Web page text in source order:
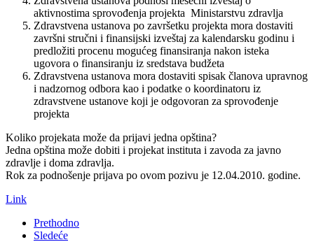
aktivnostima sprovođenja projekta Ministarstvu zdravlja
Zdravstvena ustanova po završetku projekta mora dostaviti
završni stručni i finansijski izveštaj za kalendarsku godinu i
predložiti procenu mogućeg finansiranja nakon isteka
ugovora o finansiranju iz sredstava budžeta
Zdravstvena ustanova mora dostaviti spisak članova upravnog
i nadzornog odbora kao i podatke o koordinatoru iz
zdravstvene ustanove koji je odgovoran za sprovođenje
projekta
Koliko projekata može da prijavi jedna opština?
Jedna opština može dobiti i projekat instituta i zavoda za javno
zdravlje i doma zdravlja.
Rok za podnošenje prijava po ovom pozivu je 12.04.2010. godine.
Link
Prethodno
Sledeće